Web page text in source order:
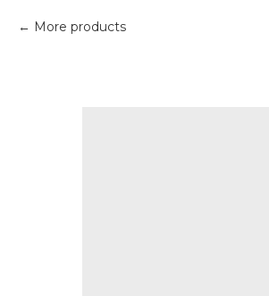
More products